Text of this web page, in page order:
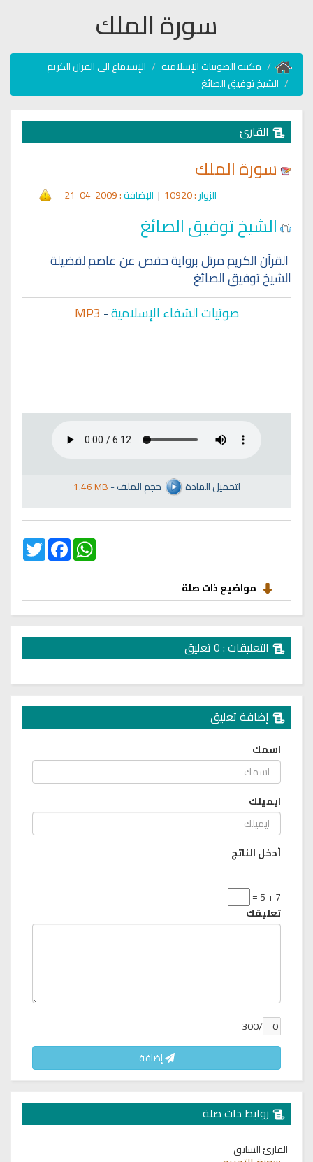
سورة الملك
مكتبة الصوتيات الإسلامية
الإستماع الى القرآن الكريم
الشيخ توفيق الصائغ
القارئ
سورة الملك
الزوار: 10920
| الإضافة: 2009-04-21
الشيخ توفيق الصائغ
القرآن الكريم مرتل برواية حفص عن عاصم لفضيلة
الشيخ توفيق الصائغ
صوتيات الشفاء الإسلامية-
MP3
1.46 MB- لتحميل المادة حجم الملف
Twitter
FacebookWhatsApp
مواضيع ذات صلة
التعليقات : 0 تعليق
إضافة تعليق
اسمك
ايميلك
أدخل الناتج
7 + 5 =
تعليقك
/300
إضافة
روابط ذات صلة
القارئ السابق